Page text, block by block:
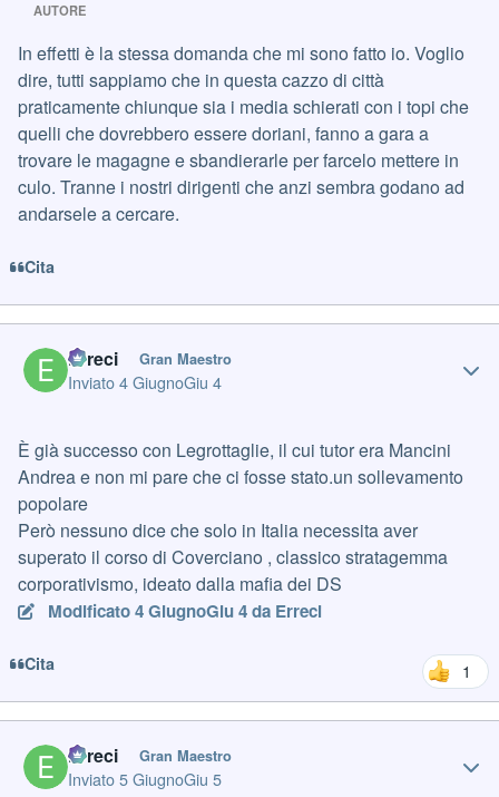
AUTORE
In effetti è la stessa domanda che mi sono fatto io. Voglio
dire, tutti sappiamo che in questa cazzo di città
praticamente chiunque sia i media schierati con i topi che
quelli che dovrebbero essere doriani, fanno a gara a
trovare le magagne e sbandierarle per farcelo mettere in
culo. Tranne i nostri dirigenti che anzi sembra godano ad
andarsele a cercare.
Cita
Erreci Gran Maestro
Inviato4 GiugnoGiu 4
È già successo con Legrottaglie, il cui tutor era Mancini
Andrea e non mi pare che ci fosse stato.un sollevamento
popolare
Però nessuno dice che solo in Italia necessita aver
superato il corso di Coverciano , classico stratagemma
corporativismo, ideato dalla mafia dei DS
Modificato4 GiugnoGiu 4da Erreci
Cita 1
Erreci Gran Maestro
Inviato5 GiugnoGiu 5